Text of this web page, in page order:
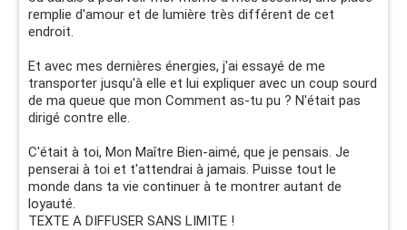
remplie d'amour et de lumière très différent de cet
endroit.
Et avec mes dernières énergies, j'ai essayé de me
transporter jusqu'à elle et lui expliquer avec un coup sourd
de ma queue que mon Comment as-tu pu ? N'était pas
dirigé contre elle.
C'était à toi, Mon Maître Bien-aimé, que je pensais. Je
penserai à toi et t'attendrai à jamais. Puisse tout le
monde dans ta vie continuer à te montrer autant de
loyauté.
TEXTE A DIFFUSER SANS LIMITE !